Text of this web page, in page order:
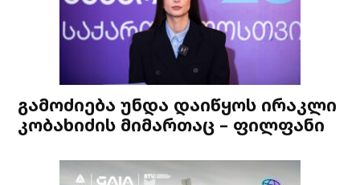
გამოძიება უნდა დაიწყოს ირაკლი
კობახიძის მიმართაც – ფილფანი